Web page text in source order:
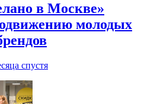
в Москве»
молодых
спустя